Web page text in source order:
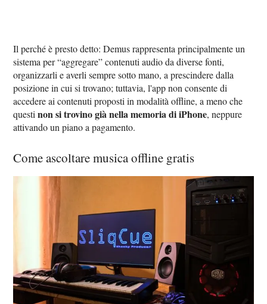
Il perché è presto detto: Demus rappresenta principalmente un
sistema per “aggregare” contenuti audio da diverse fonti,
organizzarli e averli sempre sotto mano, a prescindere dalla
posizione in cui si trovano; tuttavia, l'app non consente di
accedere ai contenuti proposti in modalità offline, a meno che
questinon si trovino già nella memoria di iPhone, neppure
attivando un piano a pagamento.
Come ascoltare musica offline gratis